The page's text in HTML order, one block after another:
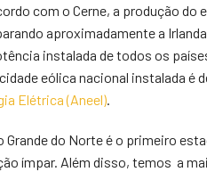
com o Cerne, a produção
aproximadamente a
instalada de todos os
eólica nacional instalada é
Elétrica (Aneel).
Grande do Norte é o primeiro
ímpar. Além disso, temos a